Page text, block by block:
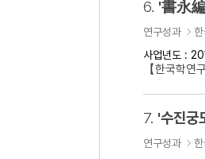
6. '書永
연구성과
사업년도 :
【한국학
7. '수진
연구성과